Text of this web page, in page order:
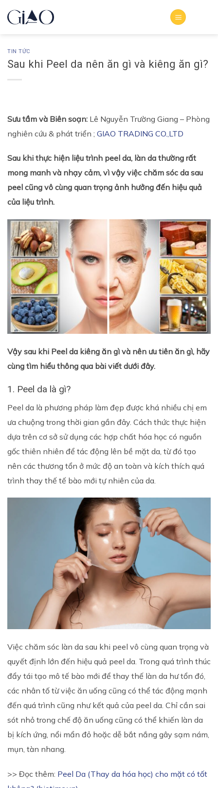
qua
TIN TỨC
Sau khi Peel da nên ăn gì và kiêng ăn gì?
Sưu tầm và Biên soạn: Lê Nguyễn Trường Giang – Phòng
nghiên cứu & phát triển ; GIAO TRADING CO.,LTD
Sau khi thực hiện liệu trình peel da, làn da thường rất
mong manh và nhạy cảm, vì vậy việc chăm sóc da sau
peel cũng vô cùng quan trọng ảnh hưởng đến hiệu quả
của liệu trình.
Vậy sau khi Peel da kiêng ăn gì và nên ưu tiên ăn gì, hãy
cùng tìm hiểu thông qua bài viết dưới đây.
1. Peel da là gì?
Peel da là phương pháp làm đẹp được khá nhiều chị em
ưa chuộng trong thời gian gần đây. Cách thức thực hiện
dựa trên cơ sở sử dụng các hợp chất hóa học có nguồn
gốc thiên nhiên để tác động lên bề mặt da, từ đó tạo
nên các thương tổn ở mức độ an toàn và kích thích quá
trình thay thế tế bào mới tự nhiên của da.
Việc chăm sóc làn da sau khi peel vô cùng quan trọng và
quyết định lớn đến hiệu quả peel da. Trong quá trình thúc
đẩy tái tạo mô tế bào mới để thay thế làn da hư tổn đó,
các nhân tố từ việc ăn uống cũng có thể tác động mạnh
đến quá trình cũng như kết quả của peel da. Chỉ cần sai
sót nhỏ trong chế độ ăn uống cũng có thể khiến làn da
bị kích ứng, nổi mẩn đỏ hoặc dễ bắt nắng gây sạm nám,
mụn, tàn nhang.
>> Đọc thêm: Peel Da (Thay da hóa học) cho mặt có tốt